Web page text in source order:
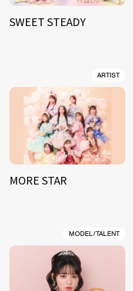
SWEET STEADY
ARTIST
MORE STAR
MODEL/TALENT